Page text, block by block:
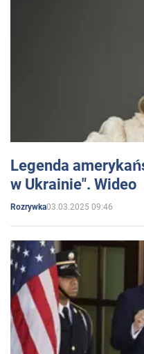
Legenda
w Ukrainie". Wideo
Rozrywka03.03.2025 09:46